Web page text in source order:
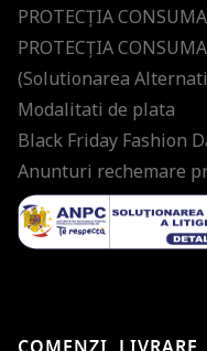
PROTECŢIA
PROTECŢIA
(Solutionarea
Modalitati de plata
Black Friday Fashion
Anunturi rechemare